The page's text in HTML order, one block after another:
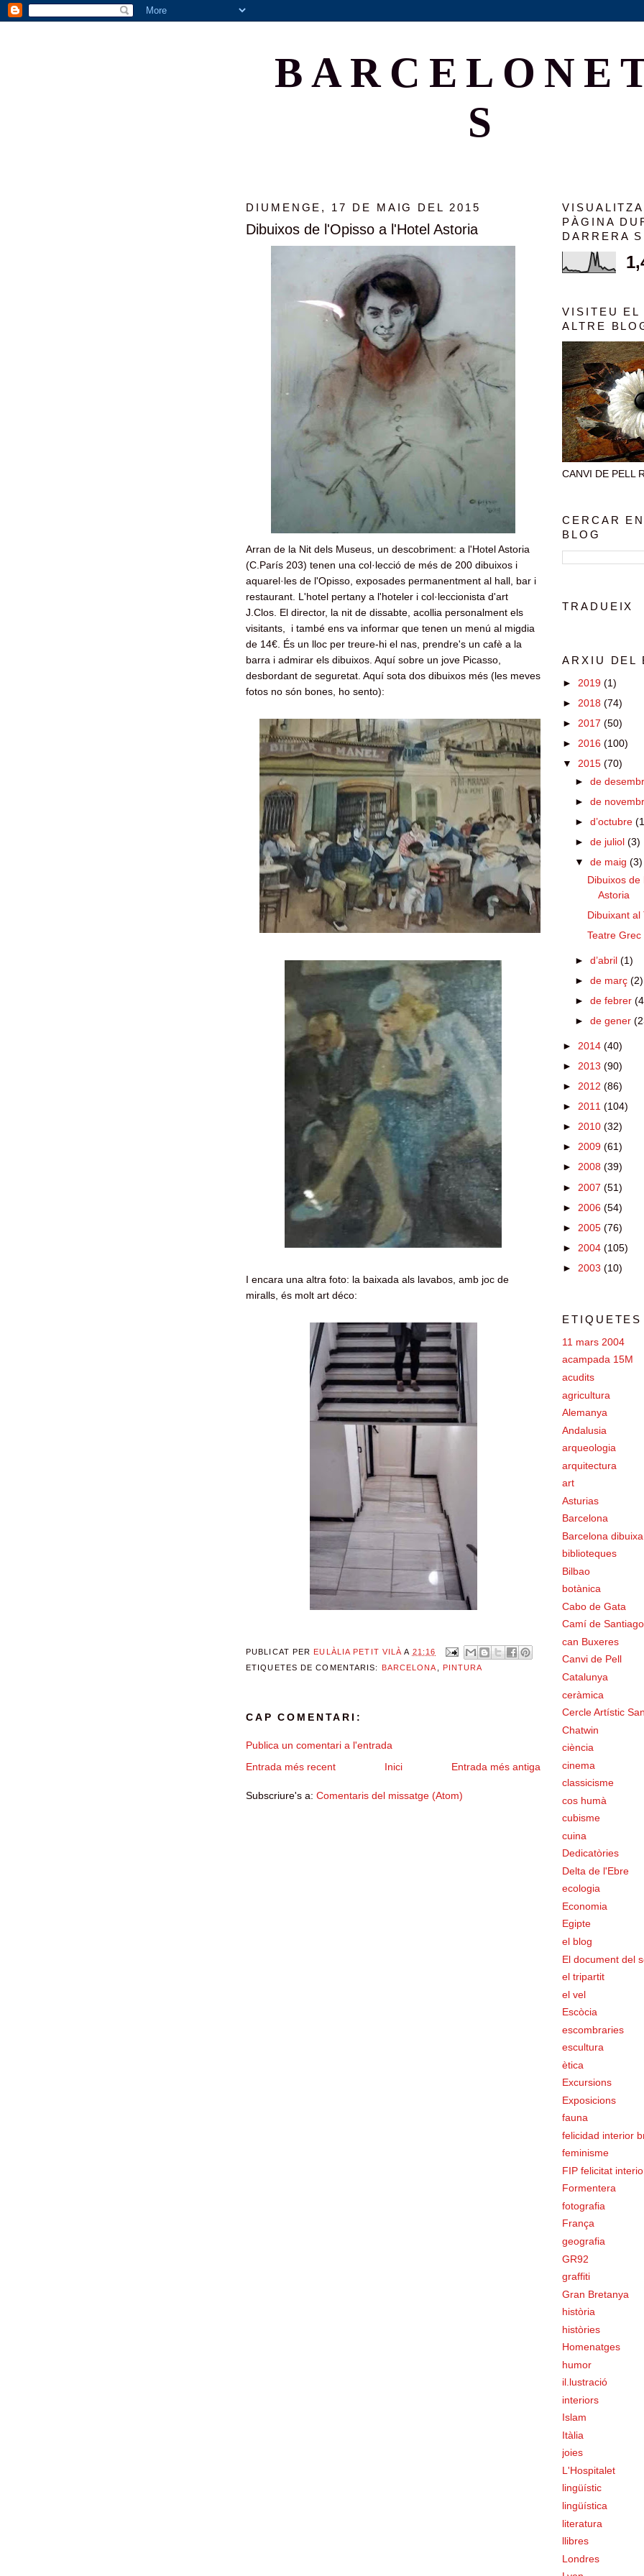
S
DIUMENGE, 17 DE MAIG DEL 2015
Dibuixos de l'Opisso a l'Hotel Astoria
Arran de la Nit dels Museus, un descobriment: a l'Hotel Astoria
(C.París 203) tenen una col·lecció de més de 200 dibuixos i
aquarel·les de l'Opisso, exposades permanentment al hall, bar i
restaurant. L'hotel pertany a l'hoteler i col·leccionista d'art
J.Clos. El director, la nit de dissabte, acollia personalment els
visitants, i també ens va informar que tenen un menú al migdia
de 14€. És un lloc per treure-hi el nas, prendre's un cafè a la
barra i admirar els dibuixos. Aquí sobre un jove Picasso,
desbordant de seguretat. Aquí sota dos dibuixos més (les meves
fotos no són bones, ho sento):
I encara una altra foto: la baixada als lavabos, amb joc de
miralls, és molt art déco:
PUBLICAT PER EULÀLIA PETIT VILÀ A 21:16
ETIQUETES DE COMENTARIS:
BARCELONA PINTURA
CAP COMENTARI:
Publica un comentari a l'entrada
Entrada més recent
Entrada més antiga
Inici
Subscriure's a: Comentaris del missatge (Atom)
PÀGINA
DARRERA
VISITEU EL
ALTRE
CANVI DE PELL
CERCAR
BLOG
TRADUEIX
ARXIU DEL
► 2019 (1)
► 2018 (74)
► 2017 (50)
► 2016 (100)
▼ 2015 (70)
► de
► de
► d’octubre
► de juliol (3)
▼ de maig (3)
Dibuixos de
Astoria
Dibuixant al
Teatre
► d’abril (1)
► de març (2)
► de febrer
► de gener
► 2014 (40)
► 2013 (90)
► 2012 (86)
► 2011 (104)
► 2010 (32)
► 2009 (61)
► 2008 (39)
► 2007 (51)
► 2006 (54)
► 2005 (76)
► 2004 (105)
► 2003 (10)
ETIQUETES
11 mars 2004
acampada 15M
acudits
agricultura
Alemanya
Andalusia
arqueologia
arquitectura
art
Asturias
Barcelona
Barcelona dibuixa
biblioteques
Bilbao
botànica
Cabo de Gata
Camí de Santiago
can Buxeres
Canvi de Pell
Catalunya
ceràmica
Cercle Artístic
Chatwin
ciència
cinema
classicisme
cos humà
cubisme
cuina
Dedicatòries
Delta de l'Ebre
ecologia
Economia
Egipte
el blog
El document del
el tripartit
el vel
Escòcia
escombraries
escultura
ètica
Excursions
Exposicions
fauna
felicidad interior
feminisme
FIP felicitat
Formentera
fotografia
França
geografia
GR92
graffiti
Gran Bretanya
història
històries
Homenatges
humor
il.lustració
interiors
Islam
Itàlia
joies
L'Hospitalet
lingüístic
lingüística
literatura
llibres
Londres